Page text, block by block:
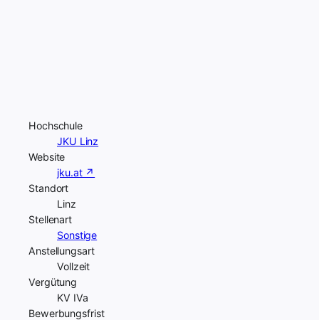
Hochschule
JKU Linz
Website
jku.at ↗
Standort
Linz
Stellenart
Sonstige
Anstellungsart
Vollzeit
Vergütung
KV IVa
Bewerbungsfrist